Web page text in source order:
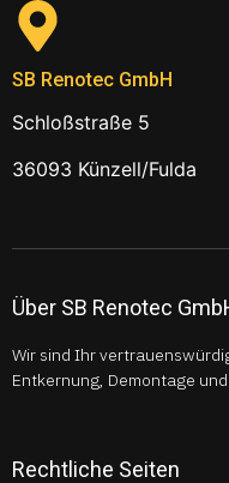
SB Renotec GmbH
Schloßstraße 5
36093 Künzell/Fulda
Über SB Renotec
Wir sind Ihr
Entkernung, Demontage
Rechtliche Seiten